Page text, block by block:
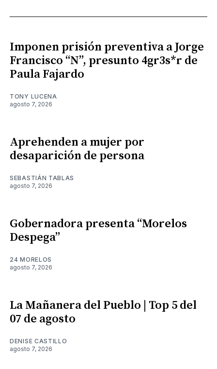
Imponen prisión preventiva a Jorge
Francisco “N”, presunto 4gr3s*r de
Paula Fajardo
TONY LUCENA
agosto 7, 2026
Aprehenden a mujer por
desaparición de persona
SEBASTIÁN TABLAS
agosto 7, 2026
Gobernadora presenta “Morelos
Despega”
24 MORELOS
agosto 7, 2026
La Mañanera del Pueblo | Top 5 del
07 de agosto
DENISE CASTILLO
agosto 7, 2026